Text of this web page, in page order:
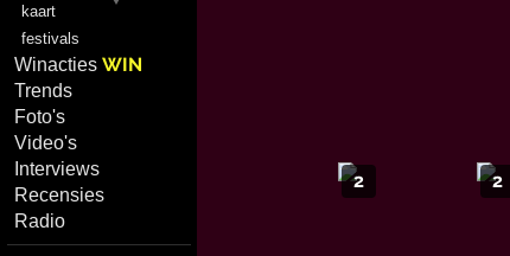
kaart
festivals
WinactiesWIN
Trends
Foto's
Video's
Interviews
Recensies
Radio
2 2